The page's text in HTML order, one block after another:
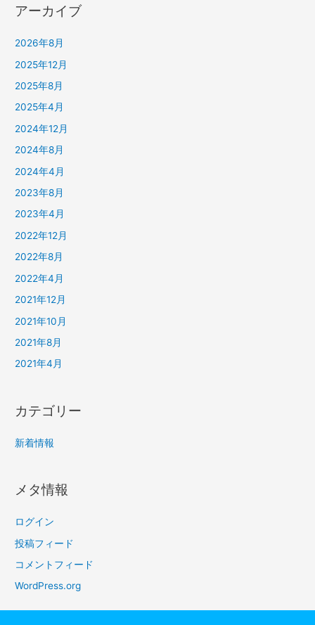
アーカイブ
2026年8月
2025年12月
2025年8月
2025年4月
2024年12月
2024年8月
2024年4月
2023年8月
2023年4月
2022年12月
2022年8月
2022年4月
2021年12月
2021年10月
2021年8月
2021年4月
カテゴリー
新着情報
メタ情報
ログイン
投稿フィード
コメントフィード
WordPress.org